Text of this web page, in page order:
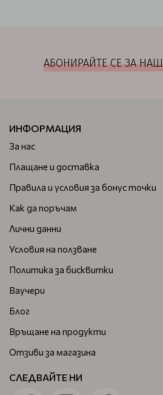
АБОНИРАЙТЕ СЕ ЗА
ИНФОРМАЦИЯ
За нас
Плащане и доставка
Правила и условия за бонус точки
Как да поръчам
Лични данни
Условия на ползване
Политика за бисквитки
Ваучери
Блог
Връщане на продукти
Отзиви за магазина
СЛЕДВАЙТЕ НИ